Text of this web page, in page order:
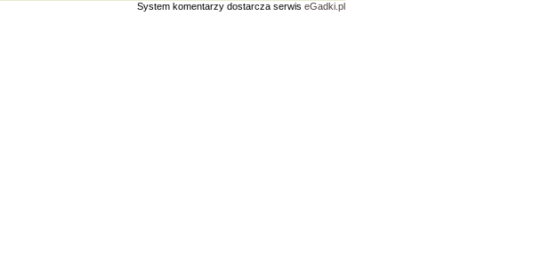
System komentarzy dostarcza serwis eGadki.pl